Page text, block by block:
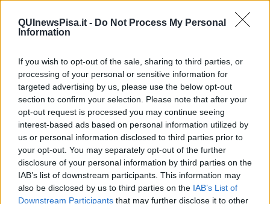
QUInewsPisa.it - Do Not Process My Personal
Information
If you wish to opt-out of the sale, sharing to third parties, or
processing of your personal or sensitive information for
targeted advertising by us, please use the below opt-out
section to confirm your selection. Please note that after your
opt-out request is processed you may continue seeing
interest-based ads based on personal information utilized by
us or personal information disclosed to third parties prior to
your opt-out. You may separately opt-out of the further
disclosure of your personal information by third parties on the
IAB’s list of downstream participants. This information may
also be disclosed by us to third parties on the IAB’s List of
Downstream Participants that may further disclose it to other
mostra racconta infatti come il territorio pisano fu frequentato da
presenze artistiche di primo piano, come quella deifratelli
L’esposizione offre lo spunto per riscoprire figure come Amedeo
Lori , di cui sono presenti in mostra i dipinti del periodo divisionista.
E intende inoltre avviare nuove riflessioni su esperienze artistiche
come la cosiddetta“Scuola di Bocca d’Arno” , che si sviluppò tra
Marina di Pisa e il Gombo, tra Ottocento e Novecento, attorno a
Nino Costae che vide come protagonisti numerosi artisti, non solo
locali, comePlinio Nomellini, di cui in mostra è presente un dipinto
esposto alla Biennale di Venezia. Inoltre, in mostra sono presenti